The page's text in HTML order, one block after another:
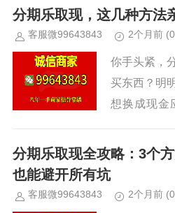
是给了，但
你。 据观察
分期乐取现，这几种方法
客服微99643843 2个月前
你手头紧，
买东西？明
想换成现金
九个是骗子
分期乐取现全攻略：3个
也能避开所有坑
客服微99643843 2个月前